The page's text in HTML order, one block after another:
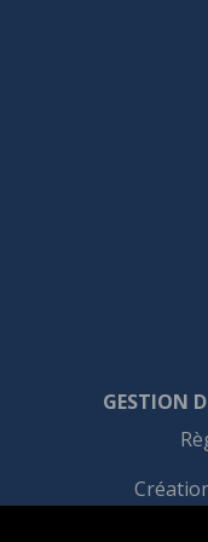
GESTION